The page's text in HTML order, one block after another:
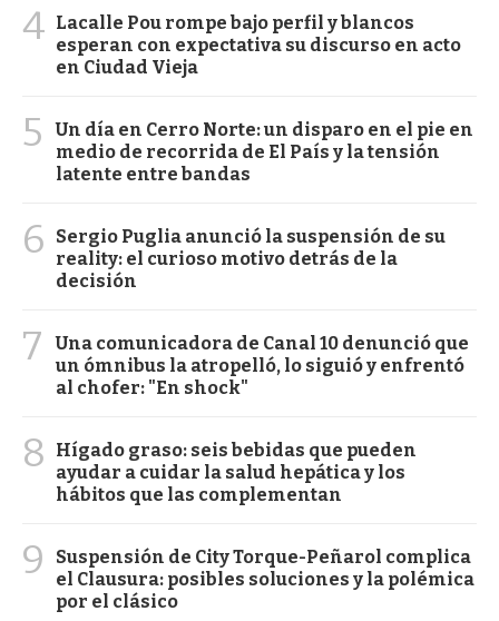
4 Lacalle Pou rompe bajo perfil y blancos
esperan con expectativa su discurso en acto
en Ciudad Vieja
5
Un día en Cerro Norte: un disparo en el pie en
medio de recorrida de El País y la tensión
latente entre bandas
6
Sergio Puglia anunció la suspensión de su
reality: el curioso motivo detrás de la
decisión
7
Una comunicadora de Canal 10 denunció que
un ómnibus la atropelló, lo siguió y enfrentó
al chofer: "En shock"
8
Hígado graso: seis bebidas que pueden
ayudar a cuidar la salud hepática y los
hábitos que las complementan
9
Suspensión de City Torque-Peñarol complica
el Clausura: posibles soluciones y la polémica
por el clásico